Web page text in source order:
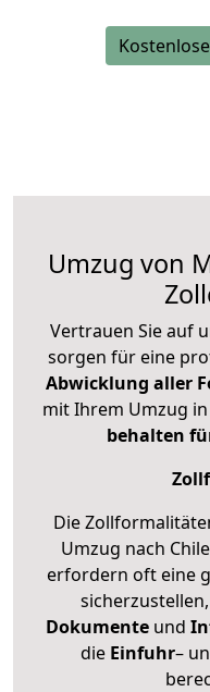
Umzug von
Vertrauen Sie auf
sorgen für eine
Abwicklung aller
mit Ihrem Umzug
behalten
Die
Umzug nach
erfordern oft eine
Dokumenteund
die Einfuhr–